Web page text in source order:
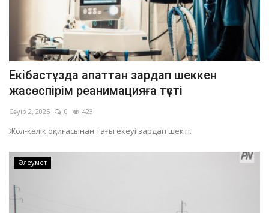
Екібастұзда апаттан зардап шеккен
жасөспірім реанимацияға түсті
Сәуір 2, 2025 0 423
Жол-көлік оқиғасынан тағы екеуі зардап шекті.
Әлеумет